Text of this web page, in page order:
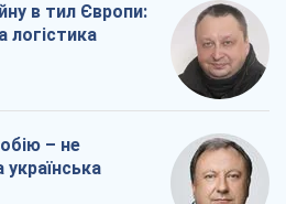
в тил Європи:
логістика
– не